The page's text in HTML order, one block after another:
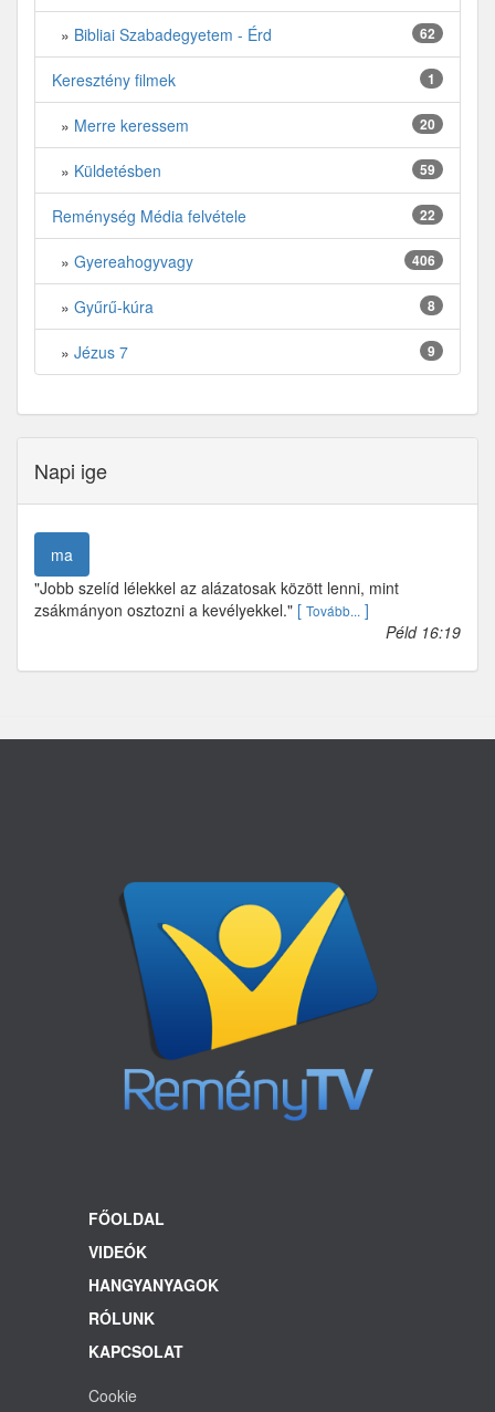
62
» Bibliai Szabadegyetem - Érd
1
Keresztény filmek
20
» Merre keressem
59
» Küldetésben
22
Reménység Média felvétele
406
» Gyereahogyvagy
8
» Gyűrű-kúra
9
» Jézus 7
Napi ige
ma
"Jobb szelíd lélekkel az alázatosak között lenni, mint
zsákmányon osztozni a kevélyekkel." [ Tovább... ]
Péld 16:19
FŐOLDAL
VIDEÓK
HANGYANYAGOK
RÓLUNK
KAPCSOLAT
Cookie